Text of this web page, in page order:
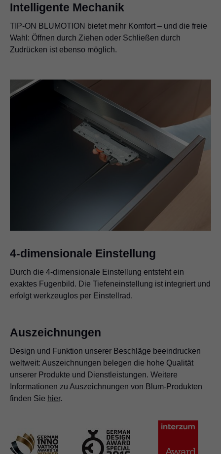
Intelligente Mechanik
TIP-ON BLUMOTION bietet mehr Komfort – und die freie
Wahl: Öffnen durch Ziehen oder Schließen durch
Zudrücken ist ebenso möglich.
4-dimensionale Einstellung
Durch die 4-dimensionale Einstellung entsteht ein
exaktes Fugenbild. Die Tiefeneinstellung ist integriert und
erfolgt werkzeuglos per Einstellrad.
Auszeichnungen
Design und Funktion unserer Beschläge beeindrucken
weltweit: Auszeichnungen belegen die hohe Qualität
unserer Produkte und Dienstleistungen. Weitere
Informationen zu Auszeichnungen von Blum-Produkten
finden Sie hier.